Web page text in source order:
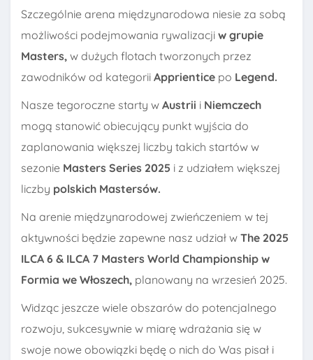
Szczególnie arena międzynarodowa niesie za sobą
możliwości podejmowania rywalizacji w grupie
Masters, w dużych flotach tworzonych przez
zawodników od kategorii Apprientice po Legend.
Nasze tegoroczne starty w Austrii i Niemczech
mogą stanowić obiecujący punkt wyjścia do
zaplanowania większej liczby takich startów w
sezonie Masters Series 2025 i z udziałem większej
liczby polskich Mastersów.
Na arenie międzynarodowej zwieńczeniem w tej
aktywności będzie zapewne nasz udział w The 2025
ILCA 6 & ILCA 7 Masters World Championship w
Formia we Włoszech, planowany na wrzesień 2025.
Widząc jeszcze wiele obszarów do potencjalnego
rozwoju, sukcesywnie w miarę wdrażania się w
swoje nowe obowiązki będę o nich do Was pisał i